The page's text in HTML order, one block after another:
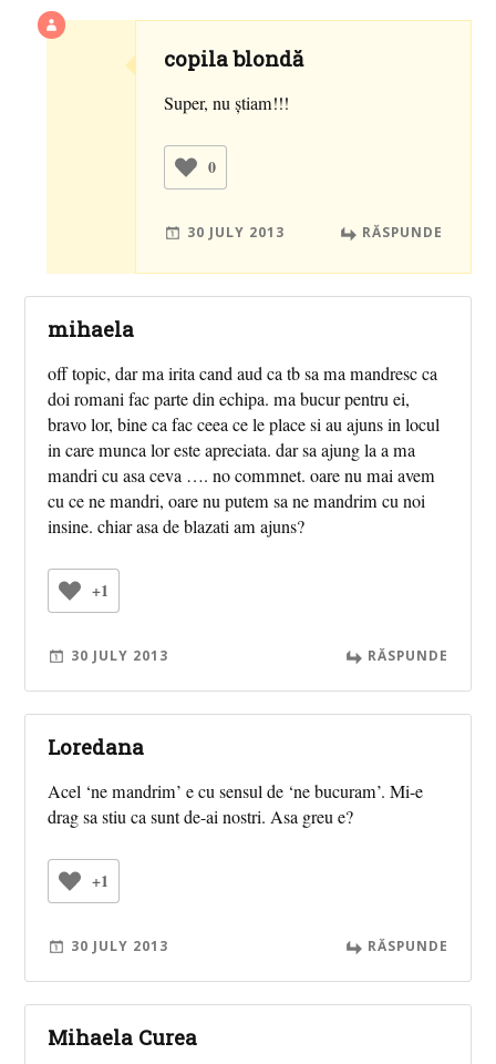
copila blondă
Super, nu ştiam!!!
0
30 JULY 2013 RĂSPUNDE
mihaela
off topic, dar ma irita cand aud ca tb sa ma mandresc ca
doi romani fac parte din echipa. ma bucur pentru ei,
bravo lor, bine ca fac ceea ce le place si au ajuns in locul
in care munca lor este apreciata. dar sa ajung la a ma
mandri cu asa ceva …. no commnet. oare nu mai avem
cu ce ne mandri, oare nu putem sa ne mandrim cu noi
insine. chiar asa de blazati am ajuns?
+1
30 JULY 2013 RĂSPUNDE
Loredana
Acel ‘ne mandrim’ e cu sensul de ‘ne bucuram’. Mi-e
drag sa stiu ca sunt de-ai nostri. Asa greu e?
+1
30 JULY 2013 RĂSPUNDE
Mihaela Curea